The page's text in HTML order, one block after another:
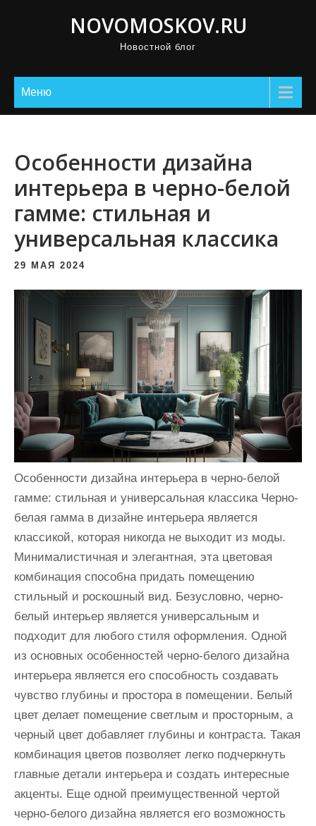
NOVOMOSKOV.RU
Новостной блог
Меню
Особенности дизайна
интерьера в черно-белой
гамме: стильная и
универсальная классика
29 МАЯ 2024
Особенности дизайна интерьера в черно-белой
гамме: стильная и универсальная классика Черно-
белая гамма в дизайне интерьера является
классикой, которая никогда не выходит из моды.
Минималистичная и элегантная, эта цветовая
комбинация способна придать помещению
стильный и роскошный вид. Безусловно, черно-
белый интерьер является универсальным и
подходит для любого стиля оформления. Одной
из основных особенностей черно-белого дизайна
интерьера является его способность создавать
чувство глубины и простора в помещении. Белый
цвет делает помещение светлым и просторным, а
черный цвет добавляет глубины и контраста. Такая
комбинация цветов позволяет легко подчеркнуть
главные детали интерьера и создать интересные
акценты. Еще одной преимущественной чертой
черно-белого дизайна является его возможность